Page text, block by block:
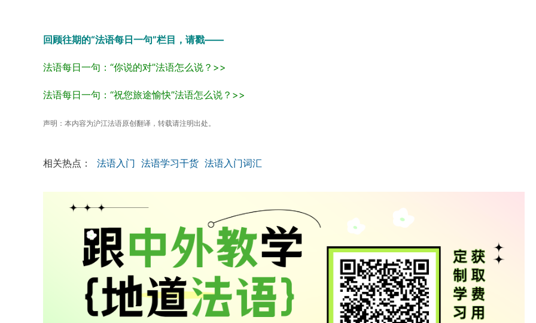
回顾往期的“法语每日一句”栏目，请戳——
法语每日一句：“你说的对”法语怎么说？>>
法语每日一句：“祝您旅途愉快”法语怎么说？>>
声明： 本内容为沪江法语原创翻译，转载请注明出处。
相关热点： 法语入门 法语学习干货 法语入门词汇